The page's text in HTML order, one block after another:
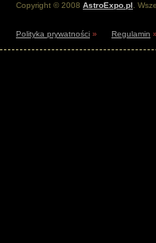
Copyright © 2008 AstroExpo.pl .
Polityka prywatności » Regulamin »